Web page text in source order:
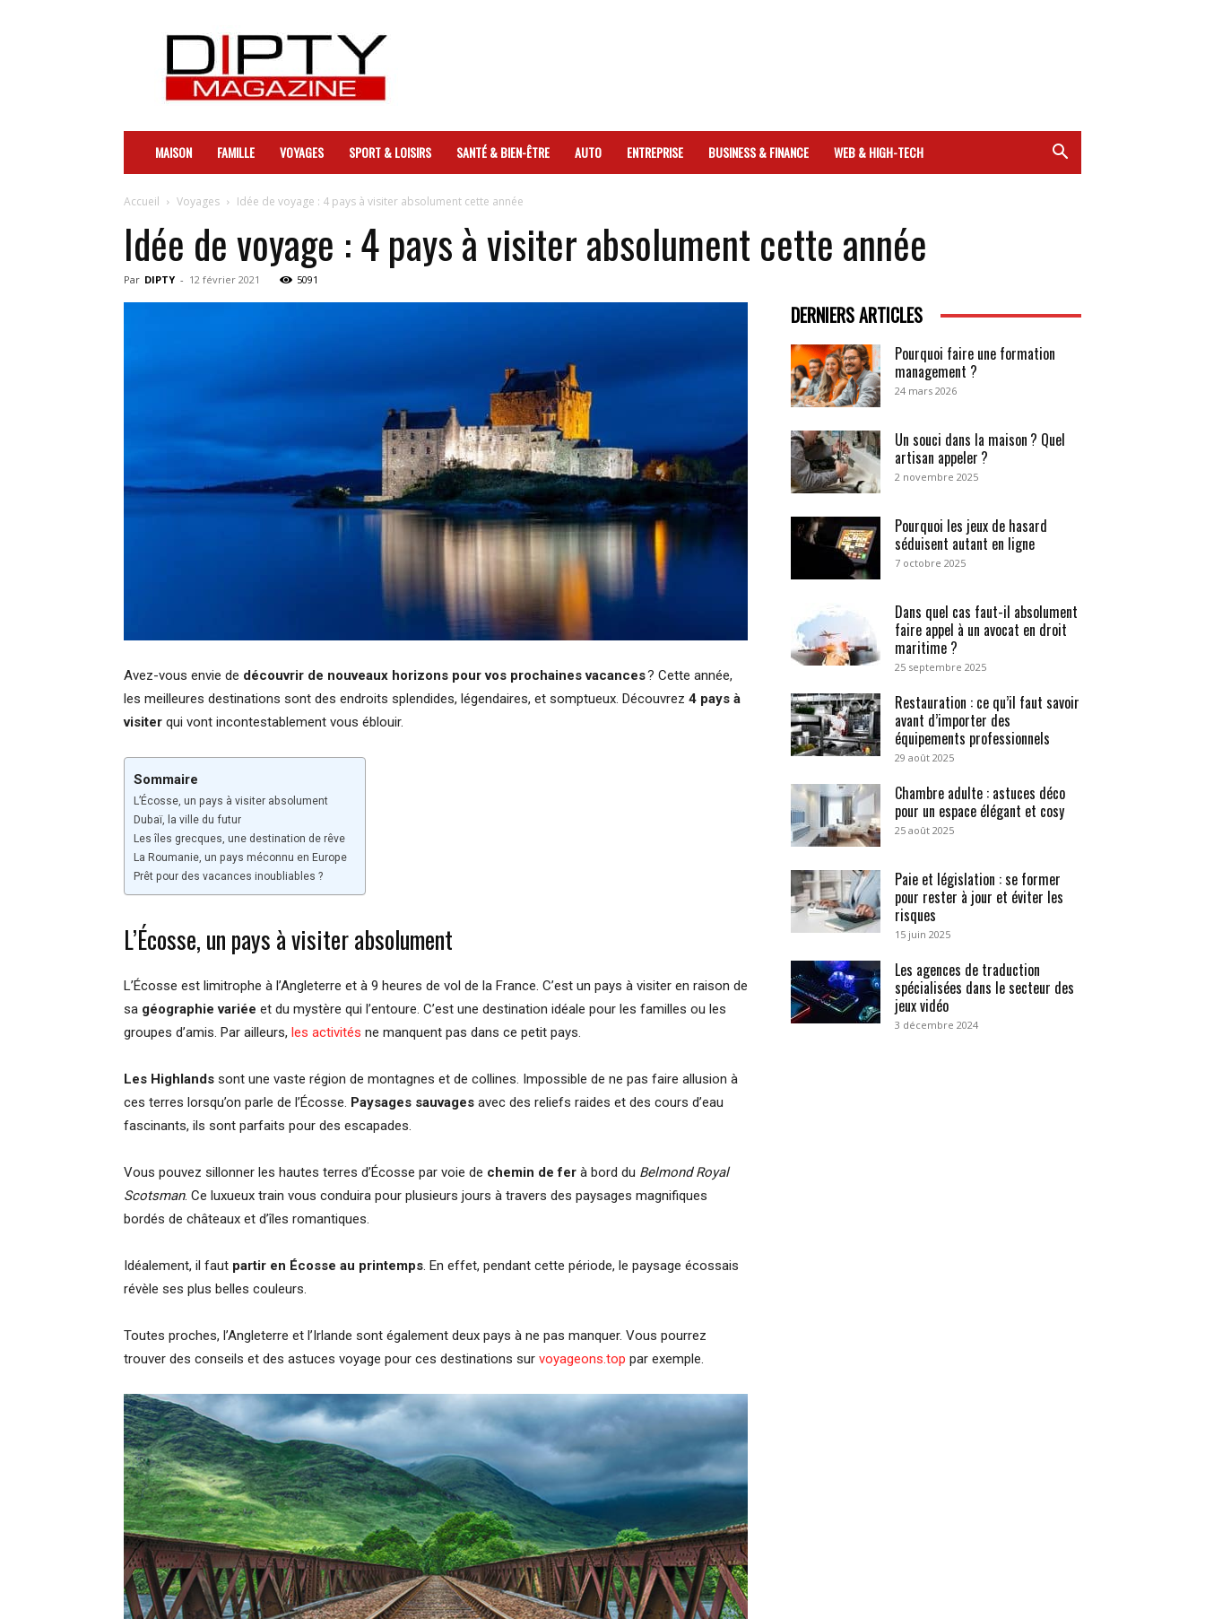
DIPTY
MAISON FAMILLE VOYAGES SPORT & LOISIRS SANTÉ & BIEN-ÊTRE AUTO ENTREPRISE BUSINESS & FINANCE WEB & HIGH-TECH
Accueil Voyages Idée de voyage : 4 pays à visiter absolument cette année
Idée de voyage : 4 pays à visiter absolument cette année
Par DIPTY - 12 février 2021 5091
Avez-vous envie de découvrir de nouveaux horizons pour vos prochaines vacances? Cette année,
les meilleures destinations sont des endroits splendides, légendaires, et somptueux. Découvrez 4 pays à
visiter qui vont incontestablement vous éblouir.
Sommaire
L’Écosse, un pays à visiter absolument
Dubaï, la ville du futur
Les îles grecques, une destination de rêve
La Roumanie, un pays méconnu en Europe
Prêt pour des vacances inoubliables ?
L’Écosse, un pays à visiter absolument
L’Écosse est limitrophe à l’Angleterre et à 9 heures de vol de la France. C’est un pays à visiter en raison de
sa géographie variée et du mystère qui l’entoure. C’est une destination idéale pour les familles ou les
groupes d’amis. Par ailleurs, les activités ne manquent pas dans ce petit pays.
Les Highlands sont une vaste région de montagnes et de collines. Impossible de ne pas faire allusion à
ces terres lorsqu’on parle de l’Écosse. Paysages sauvages avec des reliefs raides et des cours d’eau
fascinants, ils sont parfaits pour des escapades.
Vous pouvez sillonner les hautes terres d’Écosse par voie de chemin de fer à bord du Belmond Royal
Scotsman. Ce luxueux train vous conduira pour plusieurs jours à travers des paysages magnifiques
bordés de châteaux et d’îles romantiques.
Idéalement, il faut partir en Écosse au printemps. En effet, pendant cette période, le paysage écossais
révèle ses plus belles couleurs.
Toutes proches, l’Angleterre et l’Irlande sont également deux pays à ne pas manquer. Vous pourrez
trouver des conseils et des astuces voyage pour ces destinations sur voyageons.top par exemple.
DERNIERS ARTICLES
Pourquoi faire une formation
management ?
24 mars 2026
Un souci dans la maison ? Quel
artisan appeler ?
2 novembre 2025
Pourquoi les jeux de hasard
séduisent autant en ligne
7 octobre 2025
Dans quel cas faut-il absolument
faire appel à un avocat en droit
maritime ?
25 septembre 2025
Restauration : ce qu’il faut savoir
avant d’importer des
équipements professionnels
29 août 2025
Chambre adulte : astuces déco
pour un espace élégant et cosy
25 août 2025
Paie et législation : se former
pour rester à jour et éviter les
risques
15 juin 2025
Les agences de traduction
spécialisées dans le secteur des
jeux vidéo
3 décembre 2024